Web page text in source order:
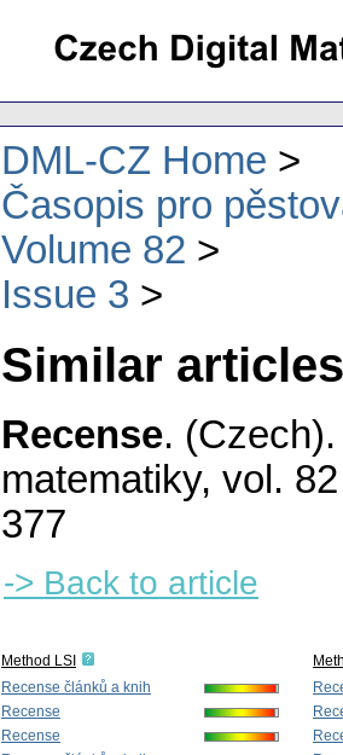
DML-CZ Home
Časopis pro
Volume 82
Issue 3
Similar
Recense. (Czech).
matematiky, vol.
377
-> Back to article
Method LSI
Recense článků a knih
Recense
Recense